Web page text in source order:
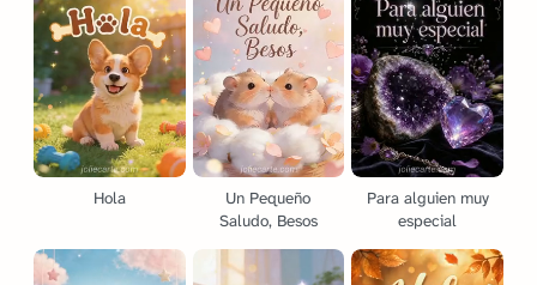
Hola
Un Pequeño
Saludo, Besos
Para alguien muy
especial